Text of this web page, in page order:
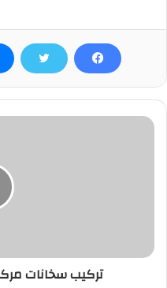
تركيب سخانات